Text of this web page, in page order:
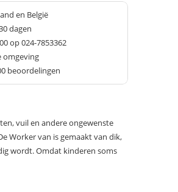
en België
dagen
op 024-7853362
omgeving
beoordelingen
vuil en andere ongewenste
Worker van is gemaakt van dik,
wordt. Omdat kinderen soms